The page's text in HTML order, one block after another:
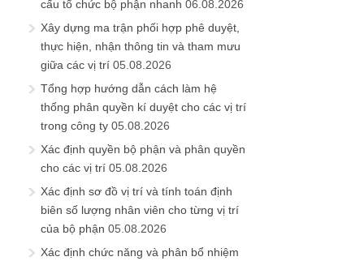
cấu tổ chức bộ phận nhanh 06.08.2026
Xây dựng ma trận phối hợp phê duyệt,
thực hiện, nhận thông tin và tham mưu
giữa các vị trí 05.08.2026
Tổng hợp hướng dẫn cách làm hệ
thống phân quyền kí duyệt cho các vị trí
trong công ty 05.08.2026
Xác định quyền bộ phận và phân quyền
cho các vị trí 05.08.2026
Xác định sơ đồ vị trí và tính toán định
biên số lượng nhân viên cho từng vị trí
của bộ phận 05.08.2026
Xác định chức năng và phân bổ nhiệm